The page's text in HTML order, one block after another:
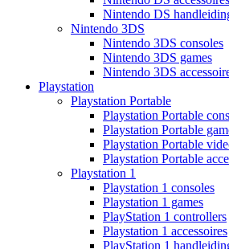
Nintendo DS
Nintendo 3DS
Nintendo 3DS consoles
Nintendo 3DS games
Nintendo 3DS
Playstation
Playstation Portable
Playstation Portable
Playstation Portable
Playstation Portable
Playstation Portable
Playstation 1
Playstation 1 consoles
Playstation 1 games
PlayStation 1 controllers
Playstation 1 accessoires
PlayStation 1